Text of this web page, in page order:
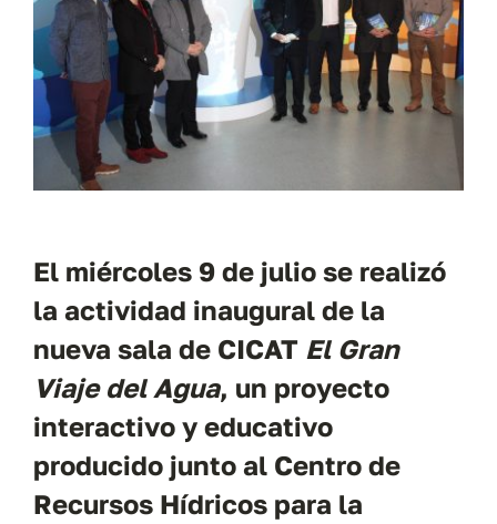
El miércoles 9 de julio se realizó
la actividad inaugural de la
nueva sala de CICAT El Gran
Viaje del Agua, un proyecto
interactivo y educativo
producido junto al Centro de
Recursos Hídricos para la